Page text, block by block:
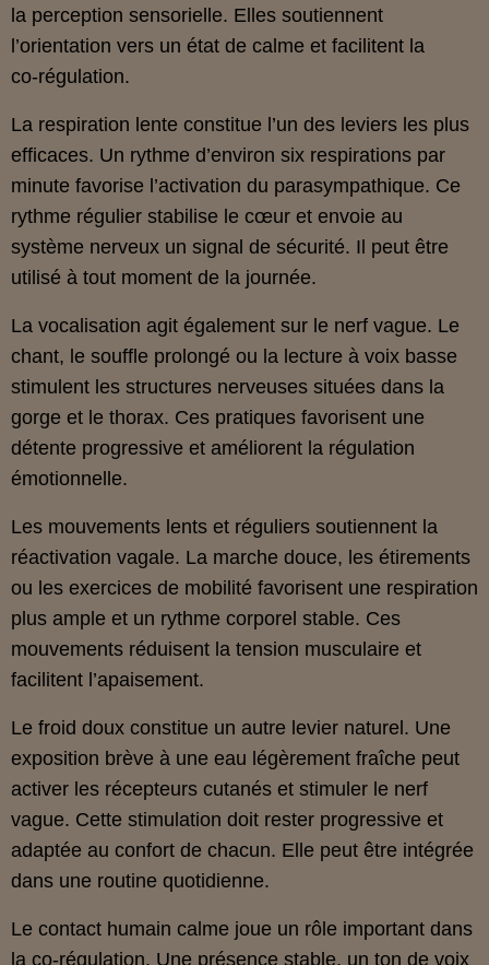
la perception sensorielle. Elles soutiennent
l’orientation vers un état de calme et facilitent la
co‑régulation.
La respiration lente constitue l’un des leviers les plus
efficaces. Un rythme d’environ six respirations par
minute favorise l’activation du parasympathique. Ce
rythme régulier stabilise le cœur et envoie au
système nerveux un signal de sécurité. Il peut être
utilisé à tout moment de la journée.
La vocalisation agit également sur le nerf vague. Le
chant, le souffle prolongé ou la lecture à voix basse
stimulent les structures nerveuses situées dans la
gorge et le thorax. Ces pratiques favorisent une
détente progressive et améliorent la régulation
émotionnelle.
Les mouvements lents et réguliers soutiennent la
réactivation vagale. La marche douce, les étirements
ou les exercices de mobilité favorisent une respiration
plus ample et un rythme corporel stable. Ces
mouvements réduisent la tension musculaire et
facilitent l’apaisement.
Le froid doux constitue un autre levier naturel. Une
exposition brève à une eau légèrement fraîche peut
activer les récepteurs cutanés et stimuler le nerf
vague. Cette stimulation doit rester progressive et
adaptée au confort de chacun. Elle peut être intégrée
dans une routine quotidienne.
Le contact humain calme joue un rôle important dans
la co‑régulation. Une présence stable, un ton de voix